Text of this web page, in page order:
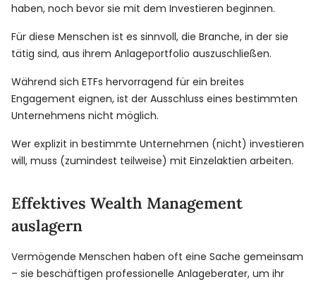
haben, noch bevor sie mit dem Investieren beginnen.
Für diese Menschen ist es sinnvoll, die Branche, in der sie
tätig sind, aus ihrem Anlageportfolio auszuschließen.
Während sich ETFs hervorragend für ein breites
Engagement eignen, ist der Ausschluss eines bestimmten
Unternehmens nicht möglich.
Wer explizit in bestimmte Unternehmen (nicht) investieren
will, muss (zumindest teilweise) mit Einzelaktien arbeiten.
Effektives Wealth Management
auslagern
Vermögende Menschen haben oft eine Sache gemeinsam
– sie beschäftigen professionelle Anlageberater, um ihr